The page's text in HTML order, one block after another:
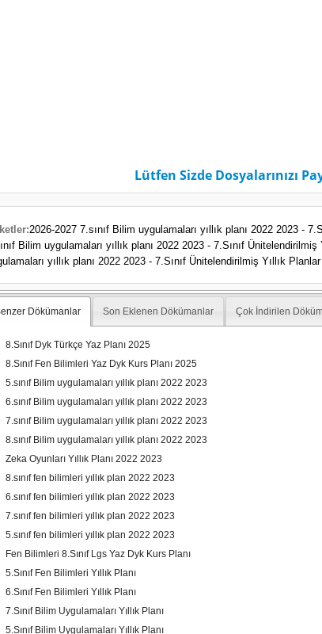
Lütfen Sizde Dosyalarınızı
2026-2027 7.sınıf Bilim uygulamaları yıllık planı 2022 2023 -
Bilim uygulamaları yıllık planı 2022 2023 - 7.Sınıf Ünitelendirilmiş
yıllık planı 2022 2023 - 7.Sınıf Ünitelendirilmiş Yıllık
Dökümanlar Son Eklenen Dökümanlar Çok İndirilen
8.Sınıf Dyk Türkçe Yaz Planı 2025
8.Sınıf Fen Bilimleri Yaz Dyk Kurs Planı 2025
5.sınıf Bilim uygulamaları yıllık planı 2022 2023
6.sınıf Bilim uygulamaları yıllık planı 2022 2023
7.sınıf Bilim uygulamaları yıllık planı 2022 2023
8.sınıf Bilim uygulamaları yıllık planı 2022 2023
Zeka Oyunları Yıllık Planı 2022 2023
8.sınıf fen bilimleri yıllık plan 2022 2023
6.sınıf fen bilimleri yıllık plan 2022 2023
7.sınıf fen bilimleri yıllık plan 2022 2023
5.sınıf fen bilimleri yıllık plan 2022 2023
Fen Bilimleri 8.Sınıf Lgs Yaz Dyk Kurs Planı
5.Sınıf Fen Bilimleri Yıllık Planı
6.Sınıf Fen Bilimleri Yıllık Planı
7.Sınıf Bilim Uygulamaları Yıllık Planı
5.Sınıf Bilim Uygulamaları Yıllık Planı